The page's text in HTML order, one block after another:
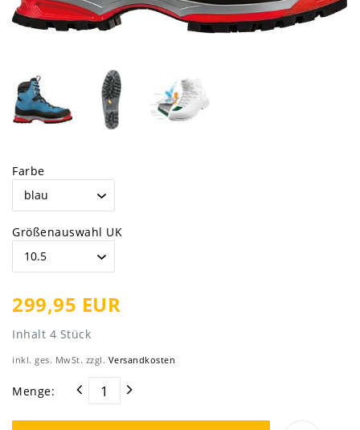
Farbe
Größenauswahl UK
299,95 EUR
Inhalt 4 Stück
inkl. ges. MwSt. zzgl. Versandkosten
Menge: